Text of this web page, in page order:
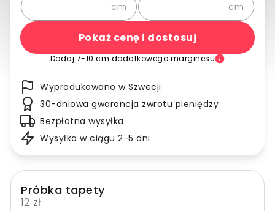
cm cm
Pokaż cenę i dostosuj
Dodaj 7-10 cm dodatkowego marginesu
Wyprodukowano w Szwecji
30-dniowa gwarancja zwrotu pieniędzy
Bezpłatna wysyłka
Wysyłka w ciągu 2-5 dni
Próbka tapety
12 zł